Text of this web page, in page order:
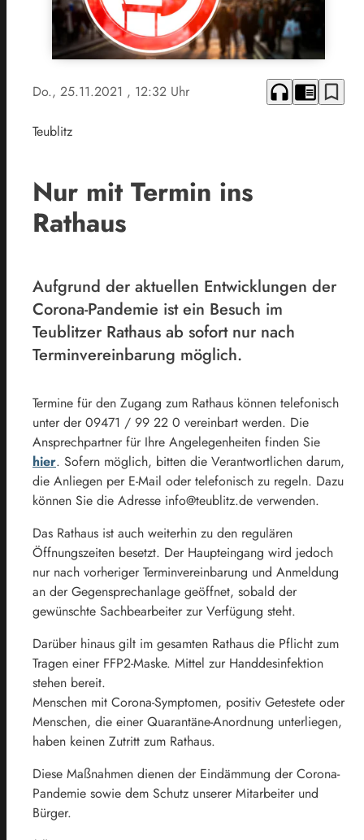
Do., 25.11.2021 , 12:32 Uhr headphones chrome_reader_mode bookmark_border
Teublitz
Nur mit Termin ins
Rathaus
Aufgrund der aktuellen Entwicklungen der
Corona-Pandemie ist ein Besuch im
Teublitzer Rathaus ab sofort nur nach
Terminvereinbarung möglich.
Termine für den Zugang zum Rathaus können telefonisch
unter der 09471 / 99 22 0 vereinbart werden. Die
Ansprechpartner für Ihre Angelegenheiten finden Sie
hier. Sofern möglich, bitten die Verantwortlichen darum,
die Anliegen per E-Mail oder telefonisch zu regeln. Dazu
können Sie die Adresse info@teublitz.de verwenden.
Das Rathaus ist auch weiterhin zu den regulären
Öffnungszeiten besetzt. Der Haupteingang wird jedoch
nur nach vorheriger Terminvereinbarung und Anmeldung
an der Gegensprechanlage geöffnet, sobald der
gewünschte Sachbearbeiter zur Verfügung steht.
Darüber hinaus gilt im gesamten Rathaus die Pflicht zum
Tragen einer FFP2-Maske. Mittel zur Handdesinfektion
stehen bereit.
Menschen mit Corona-Symptomen, positiv Getestete oder
Menschen, die einer Quarantäne-Anordnung unterliegen,
haben keinen Zutritt zum Rathaus.
Diese Maßnahmen dienen der Eindämmung der Corona-
Pandemie sowie dem Schutz unserer Mitarbeiter und
Bürger.